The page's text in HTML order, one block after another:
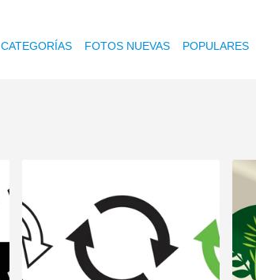
CATEGORÍAS FOTOS NUEVAS POPULARES